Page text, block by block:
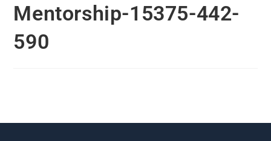
Mentorship-15375-442-
590